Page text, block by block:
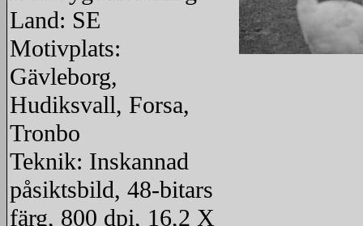
Land: SE
Motivplats:
Gävleborg,
Hudiksvall, Forsa,
Tronbo
Teknik: Inskannad
påsiktsbild, 48-bitars
färg, 800 dpi, 16,2 X